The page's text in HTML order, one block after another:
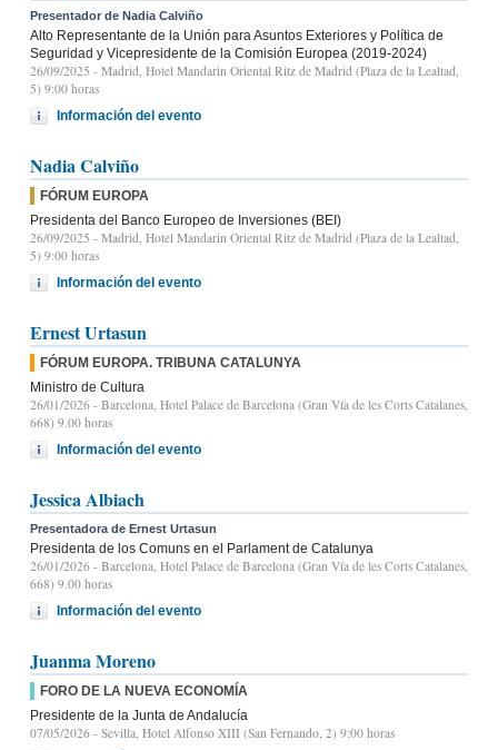
Presentador de Nadia Calviño
Alto Representante de la Unión para Asuntos Exteriores y Política de
Seguridad y Vicepresidente de la Comisión Europea (2019-2024)
26/09/2025 - Madrid, Hotel Mandarin Oriental Ritz de Madrid (Plaza de la Lealtad,
5) 9:00 horas
Información del evento
Nadia Calviño
FÓRUM EUROPA
Presidenta del Banco Europeo de Inversiones (BEI)
26/09/2025 - Madrid, Hotel Mandarin Oriental Ritz de Madrid (Plaza de la Lealtad,
5) 9:00 horas
Información del evento
Ernest Urtasun
FÓRUM EUROPA. TRIBUNA CATALUNYA
Ministro de Cultura
26/01/2026 - Barcelona, Hotel Palace de Barcelona (Gran Vía de les Corts Catalanes,
668) 9.00 horas
Información del evento
Jessica Albiach
Presentadora de Ernest Urtasun
Presidenta de los Comuns en el Parlament de Catalunya
26/01/2026 - Barcelona, Hotel Palace de Barcelona (Gran Vía de les Corts Catalanes,
668) 9.00 horas
Información del evento
Juanma Moreno
FORO DE LA NUEVA ECONOMÍA
Presidente de la Junta de Andalucía
07/05/2026 - Sevilla, Hotel Alfonso XIII (San Fernando, 2) 9:00 horas